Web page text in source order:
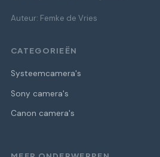
Auteur: Femke de Vries
CATEGORIEËN
Systeemcamera's
Sony camera's
Canon camera's